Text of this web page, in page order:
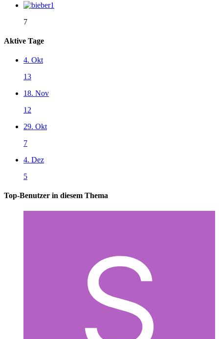
7
Aktive Tage
4. Okt
13
18. Nov
12
29. Okt
7
4. Dez
5
Top-Benutzer in diesem Thema